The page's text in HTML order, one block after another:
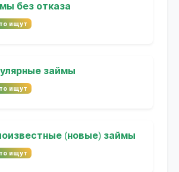
без отказа
ищут
займы
ищут
(новые) займы
ищут